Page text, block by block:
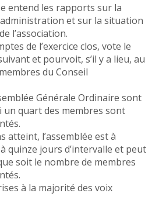
entend les rapports sur la
et sur la situation
l’association.
de l’exercice clos, vote le
et pourvoit, s’il y a lieu, au
du Conseil
Générale Ordinaire sont
un quart des membres sont
atteint, l’assemblée est à
quinze jours d’intervalle et peut
soit le nombre de membres
à la majorité des voix